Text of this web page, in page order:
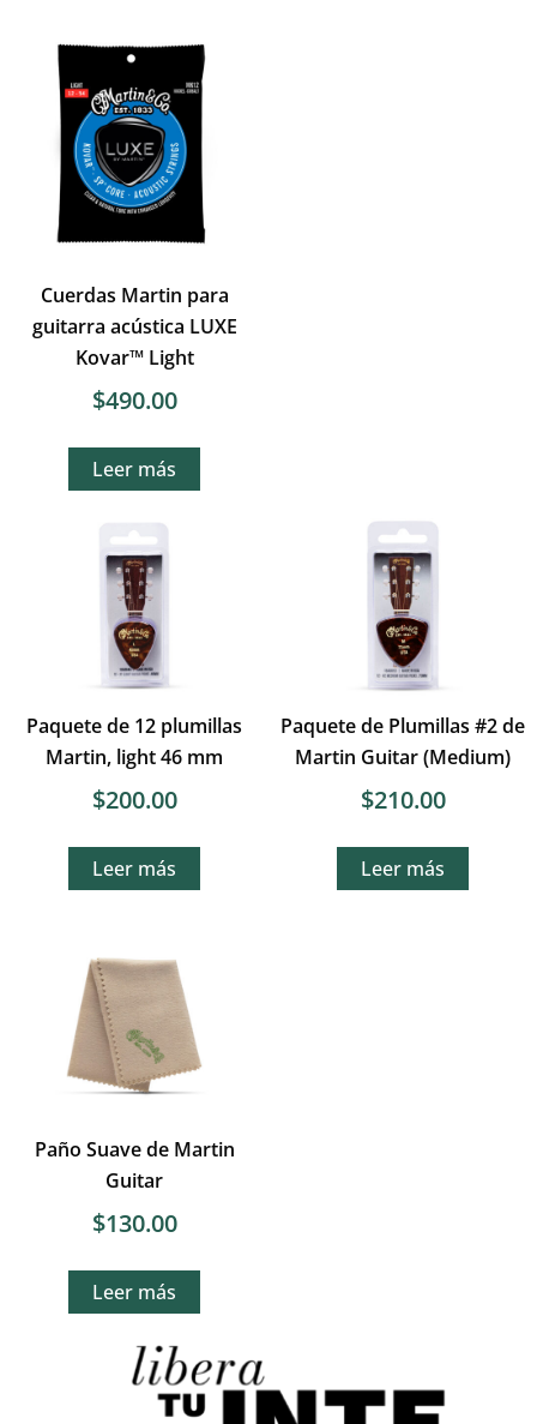
Cuerdas Martin para
guitarra acústica LUXE
Kovar™ Light
$490.00
Leer más
Paquete de 12 plumillas
Martin, light 46 mm
$200.00
Leer más
Paquete de Plumillas #2 de
Martin Guitar (Medium)
$210.00
Leer más
Paño Suave de Martin
Guitar
$130.00
Leer más